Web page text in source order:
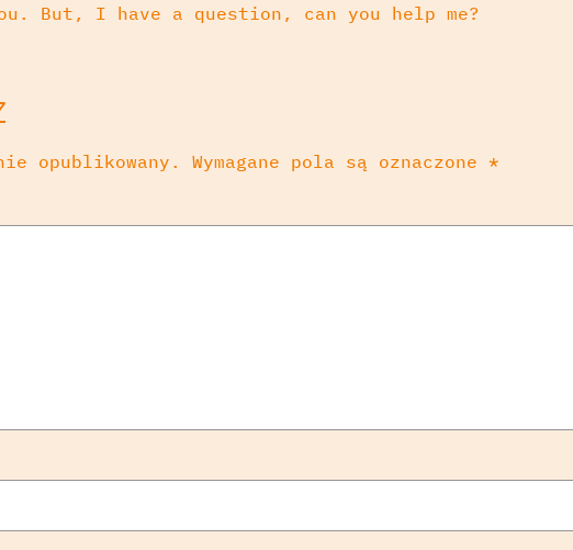
But, I have a question, can you help me?
opublikowany. Wymagane pola są oznaczone *